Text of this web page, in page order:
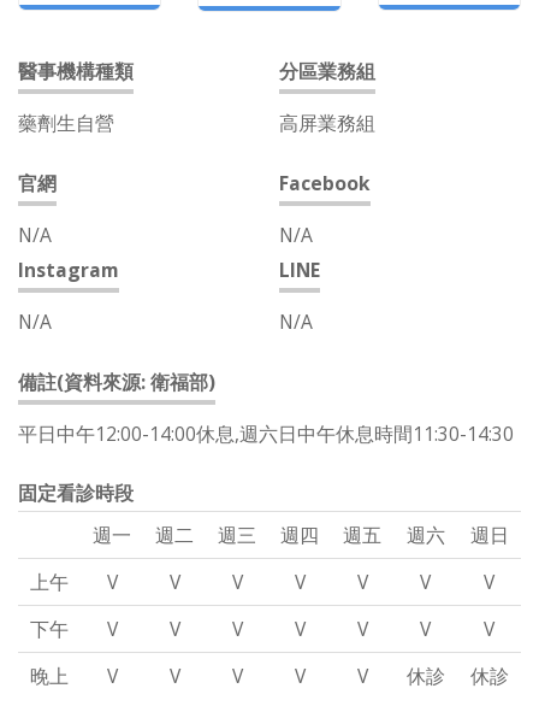
醫事機構種類
藥劑生自營
分區業務組
高屏業務組
官網
N/A
Facebook
N/A
Instagram
N/A
LINE
N/A
備註(資料來源: 衛福部)
平日中午12:00-14:00休息,週六日中午休息時間11:30-14:30
固定看診時段
週一
週二 週三 週四 週五 週六
週日
上午
V V V V V V
V
下午
V V V V V V
V
晚上
V V V V V 休診 休診